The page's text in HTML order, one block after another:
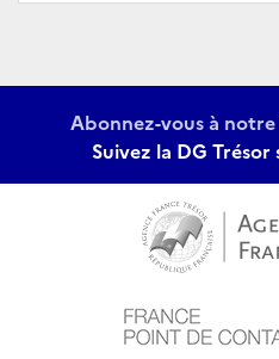
Abonnez-vous à
Suivez la DG Trésor